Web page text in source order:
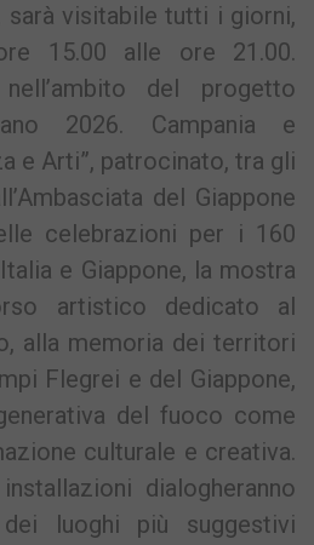
sarà visitabile tutti i giorni,
15.00 alle ore 21.00.
del progetto
2026. Campania e
e Arti”, patrocinato, tra gli
del Giappone
celebrazioni per i 160
e Giappone, la mostra
artistico dedicato al
alla memoria dei territori
Flegrei e del Giappone,
del fuoco come
culturale e creativa.
dialogheranno
luoghi più suggestivi